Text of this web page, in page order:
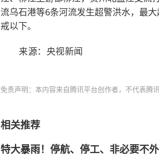
流乌石港等6条河流发生超警洪水，最
戒以下。
来源：央视新闻
免责声明：本内容来自腾讯平台创作者，不代表腾
相关推荐
特大暴雨！停航、停工、非必要不外